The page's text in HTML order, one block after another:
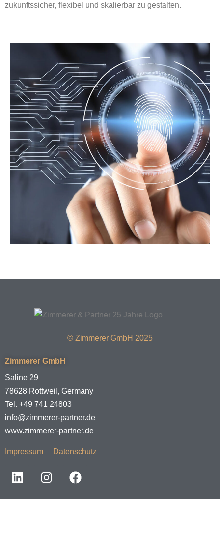
zukunftssicher, flexibel und skalierbar zu gestalten.
© Zimmerer GmbH 2025
Zimmerer GmbH
Saline 29
78628 Rottweil, Germany
Tel. +49 741 24803
info@zimmerer-partner.de
www.zimmerer-partner.de
Impressum Datenschutz